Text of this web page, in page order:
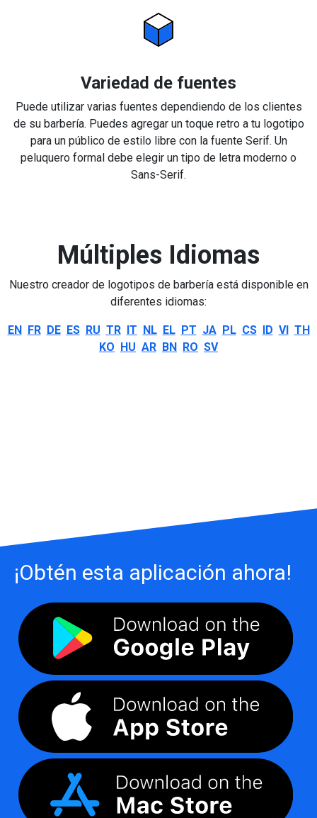
Variedad de fuentes
Puede utilizar varias fuentes dependiendo de los clientes
de su barbería. Puedes agregar un toque retro a tu logotipo
para un público de estilo libre con la fuente Serif. Un
peluquero formal debe elegir un tipo de letra moderno o
Sans-Serif.
Múltiples Idiomas
Nuestro creador de logotipos de barbería está disponible en
diferentes idiomas:
EN FR DE ES RU TR IT NL EL PT JA PL CS ID VI TH
KO HU AR BN RO SV
¡Obtén esta aplicación ahora!